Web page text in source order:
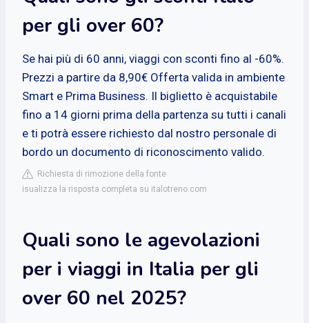
per gli over 60?
Se hai più di 60 anni, viaggi con sconti fino al -60%.
Prezzi a partire da 8,90€ Offerta valida in ambiente
Smart e Prima Business. Il biglietto è acquistabile
fino a 14 giorni prima della partenza su tutti i canali
e ti potrà essere richiesto dal nostro personale di
bordo un documento di riconoscimento valido.
Richiesta di rimozione della fonte
isualizza la risposta completa su italotreno.com
Quali sono le agevolazioni
per i viaggi in Italia per gli
over 60 nel 2025?